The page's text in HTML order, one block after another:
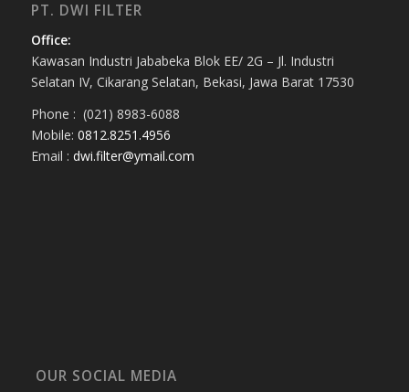
PT. DWI FILTER
Office:
Kawasan Industri Jababeka Blok EE/ 2G – Jl. Industri
Selatan IV, Cikarang Selatan, Bekasi, Jawa Barat 17530
Phone : (021) 8983-6088
Mobile: 0812.8251.4956
Email : dwi.filter@ymail.com
OUR SOCIAL MEDIA